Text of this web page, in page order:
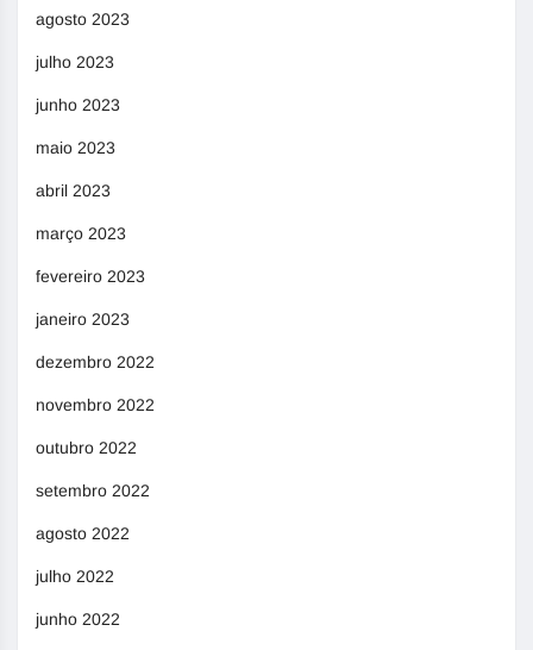
agosto 2023
julho 2023
junho 2023
maio 2023
abril 2023
março 2023
fevereiro 2023
janeiro 2023
dezembro 2022
novembro 2022
outubro 2022
setembro 2022
agosto 2022
julho 2022
junho 2022